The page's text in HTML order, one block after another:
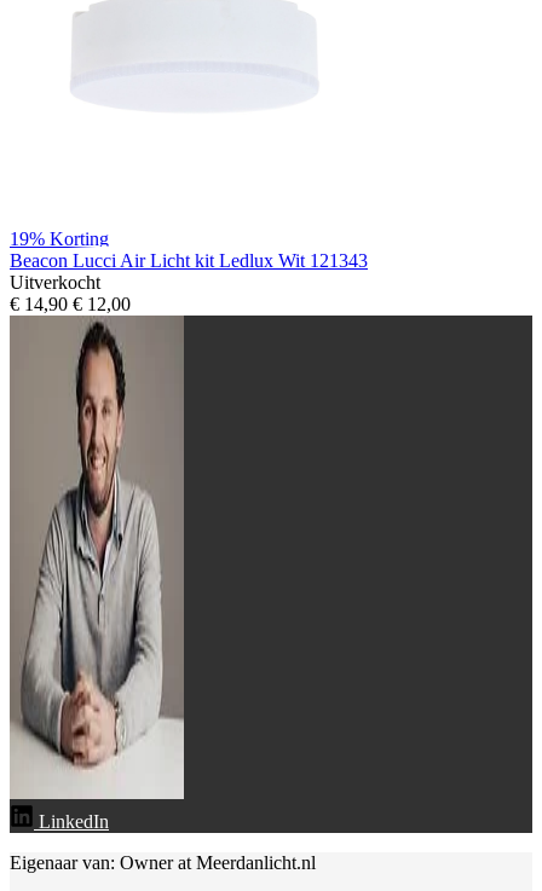
19% Korting
Beacon Lucci Air Licht kit Ledlux Wit 121343
Uitverkocht
€ 14,90 € 12,00
LinkedIn
Eigenaar van: Owner at Meerdanlicht.nl